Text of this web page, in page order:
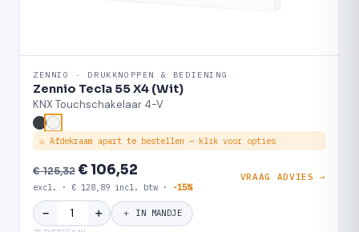
ZENNIO · DRUKKNOPPEN & BEDIENING
Zennio Tecla 55 X4 (Wit)
KNX Touchschakelaar 4-V
⚠ Afdekraam apart te bestellen — klik voor opties
€ 125,32€ 106,52
excl. · € 128,89 incl. btw · -15%
VRAAG ADVIES →
− ＋ ＋ IN MANDJE